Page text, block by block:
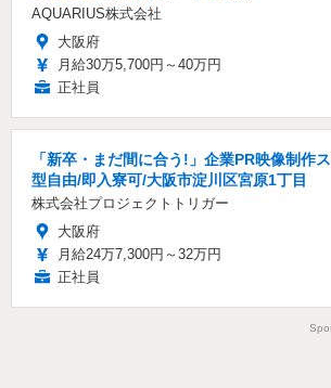
AQUARIUS株式会社
大阪府
月給30万5,700円～40万円
正社員
「新卒・まだ間に合う!」企業PR映像制作
型自由/即入寮可/大阪市淀川区宮原1丁目
株式会社プロジェクトトリガー
大阪府
月給24万7,300円～32万円
正社員